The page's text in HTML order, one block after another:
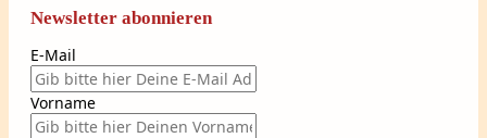
Newsletter abonnieren
E-Mail
Vorname